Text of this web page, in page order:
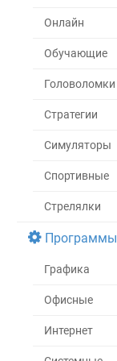
Онлайн
Обучающие
Головоломки
Стратегии
Симуляторы
Спортивные
Стрелялки
Программы
Графика
Офисные
Интернет